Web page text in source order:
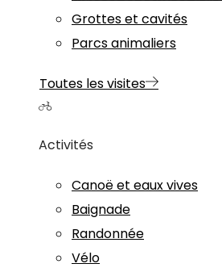
Grottes et cavités
Parcs animaliers
Toutes les visites
Activités
Canoë et eaux vives
Baignade
Randonnée
Vélo